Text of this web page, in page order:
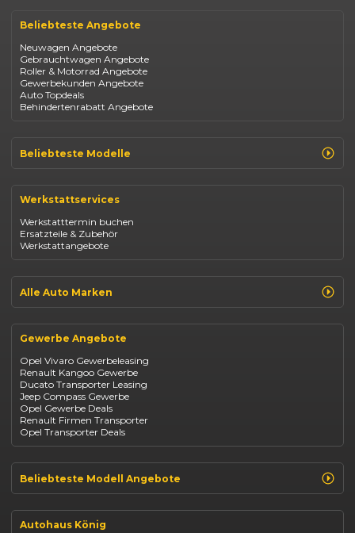
Beliebteste Angebote
Neuwagen Angebote
Gebrauchtwagen Angebote
Roller & Motorrad Angebote
Gewerbekunden Angebote
Auto Topdeals
Behindertenrabatt Angebote
Beliebteste Modelle
Opel Corsa
Fiat 500
Dacia Duster
Dacia Sandero
Jeep Compass
Suzuki Vitara
Suzuki Swift
BYD Seal
Mazda CX-30
Citroen C4
Werkstattservices
Werkstatttermin buchen
Ersatzteile & Zubehör
Werkstattangebote
Alle Auto Marken
Opel
Fiat
Jeep
Suzuki
BYD
Kia
Mazda
Citroën
Abarth
Fiat Professional
Gewerbe Angebote
Opel Vivaro Gewerbeleasing
Renault Kangoo Gewerbe
Ducato Transporter Leasing
Jeep Compass Gewerbe
Opel Gewerbe Deals
Renault Firmen Transporter
Opel Transporter Deals
Beliebteste Modell Angebote
Renault Arkana Leasing
Renault Captur Leasing
Autohaus König